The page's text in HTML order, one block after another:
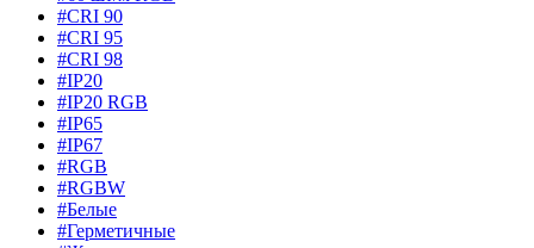
#CRI 90
#CRI 95
#CRI 98
#IP20
#IP20 RGB
#IP65
#IP67
#RGB
#RGBW
#Белые
#Герметичные